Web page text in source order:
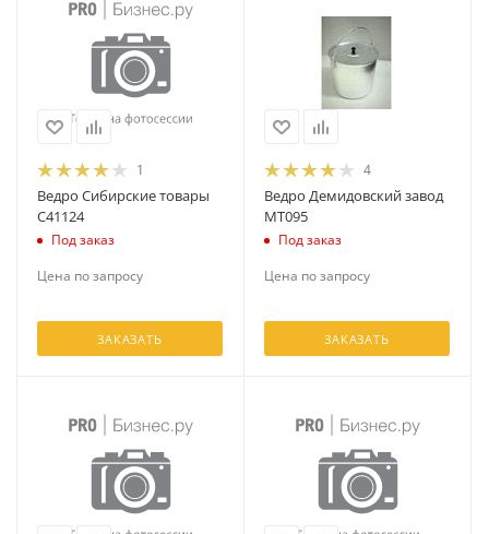
1
Ведро Сибирские товары
С41124
Под заказ
Цена по запросу
ЗАКАЗАТЬ
4
Ведро Демидовский завод
МТ095
Под заказ
Цена по запросу
ЗАКАЗАТЬ